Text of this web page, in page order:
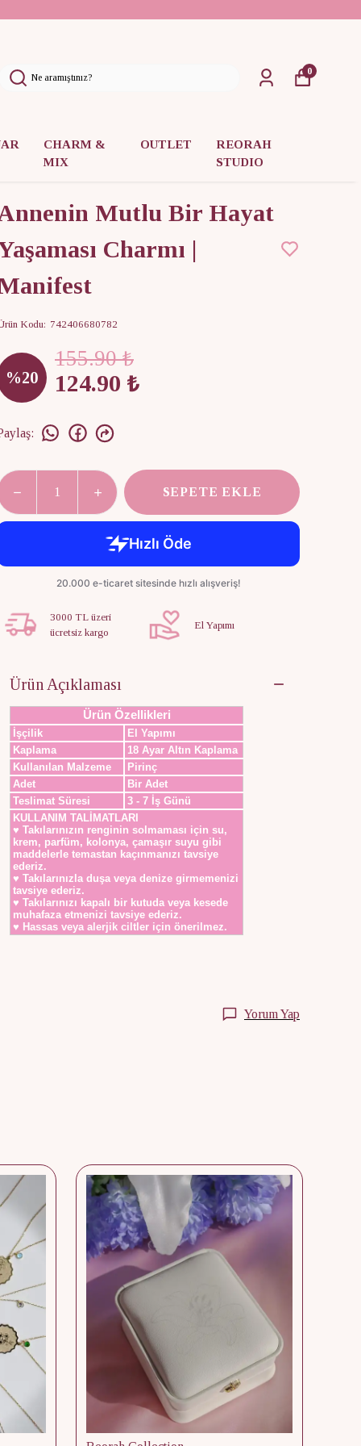
CHARM &
MIX
OUTLET
REORAH
STUDIO
0
Mutlu Bir Hayat
Charmı |
Kodu: 742406680782
%20
155.90 ₺
124.90 ₺
:
SEPETE EKLE
3000 TL üzeri
ücretsiz kargo
El Yapımı
Ürün Açıklaması
Ürün Özellikleri
İşçilik
El Yapımı
Kaplama
18 Ayar Altın Kaplama
Kullanılan Malzeme
Pirinç
Adet
Bir Adet
Teslimat Süresi
3 - 7 İş Günü
KULLANIM TALİMATLARI
♥ Takılarınızın renginin solmaması için su,
krem, parfüm, kolonya, çamaşır suyu gibi
maddelerle temastan kaçınmanızı tavsiye
ederiz.
♥ Takılarınızla duşa veya denize girmemenizi
tavsiye ederiz.
♥ Takılarınızı kapalı bir kutuda veya kesede
muhafaza etmenizi tavsiye ederiz.
♥ Hassas veya alerjik ciltler için önerilmez.
Yorum Yap